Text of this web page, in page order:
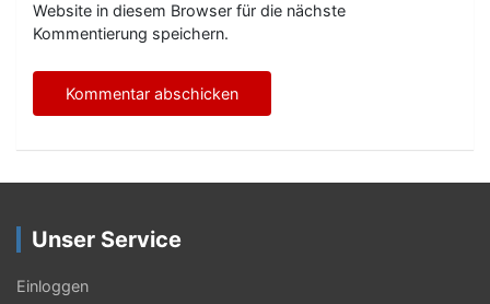
Website in diesem Browser für die nächste
Kommentierung speichern.
Unser Service
Einloggen